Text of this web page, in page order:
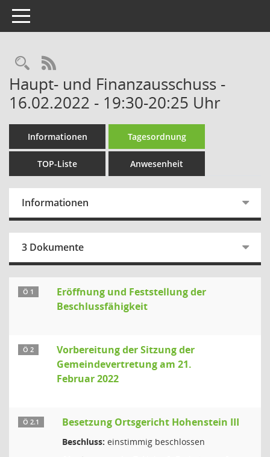
Toggle navigation
Rechercheauswahl
RSS-Feed
Haupt- und Finanzausschuss -
16.02.2022 - 19:30-20:25 Uhr
Informationen Tagesordnung
TOP-Liste Anwesenheit
Informationen
3 Dokumente
Ö 1
Eröffnung und Feststellung der
Beschlussfähigkeit
Ö 2
Vorbereitung der Sitzung der
Gemeindevertretung am 21.
Februar 2022
Ö 2.1 Besetzung Ortsgericht Hohenstein III
Beschluss: einstimmig beschlossen